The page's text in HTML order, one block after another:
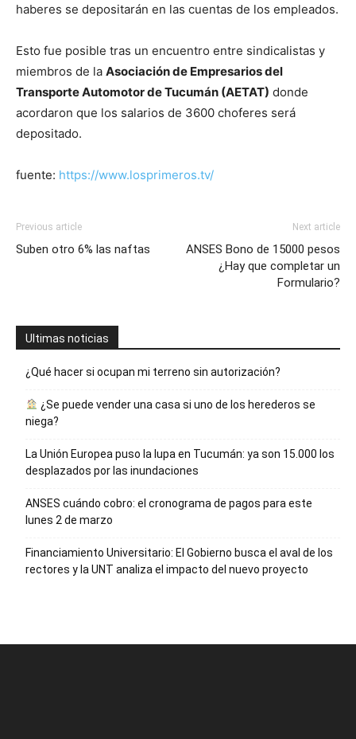
haberes se depositarán en las cuentas de los empleados.
Esto fue posible tras un encuentro entre sindicalistas y
miembros de la Asociación de Empresarios del
Transporte Automotor de Tucumán (AETAT) donde
acordaron que los salarios de 3600 choferes será
depositado.
fuente: https://www.losprimeros.tv/
Previous article
Suben otro 6% las naftas
Next article
ANSES Bono de 15000 pesos
¿Hay que completar un
Formulario?
Ultimas noticias
¿Qué hacer si ocupan mi terreno sin autorización?
¿Se puede vender una casa si uno de los herederos se
niega?
La Unión Europea puso la lupa en Tucumán: ya son 15.000 los
desplazados por las inundaciones
ANSES cuándo cobro: el cronograma de pagos para este
lunes 2 de marzo
Financiamiento Universitario: El Gobierno busca el aval de los
rectores y la UNT analiza el impacto del nuevo proyecto